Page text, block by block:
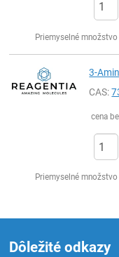
Priemyselné
3-
CAS:
cena
Priemyselné
Dôležité odkazy